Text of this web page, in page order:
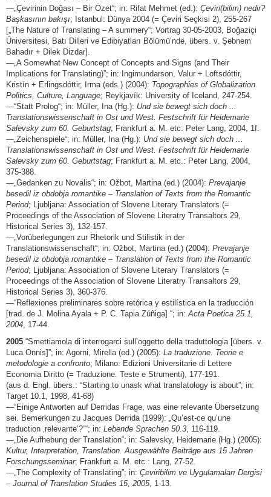
—„Çevirinin Doğası – Bir Özet“; in: Rifat Mehmet (ed.): Çeviri(bilim) nedir?
Başkasının bakışı; Istanbul: Dünya 2004 (= Çeviri Seçkisi 2), 255-267
[„The Nature of Translating – A summery“; Vortrag 30-05-2003, Boğaziçi
Üniversitesi, Batı Dilleri ve Edibiyatları Bölümü’nde, übers. v. Şebnem
Bahadır + Dilek Dizdar].
—„A Somewhat New Concept of Concepts and Signs (and Their
Implications for Translating)”; in: Ingimundarson, Valur + Loftsdóttir,
Kristín + Erlingsdóttir, Irma (eds.) (2004): Topographies of Globalization.
Politics, Culture, Language; Reykjavík: University of Iceland, 247-254.
—“Statt Prolog“; in: Müller, Ina (Hg.): Und sie bewegt sich doch ...
Translationswissenschaft in Ost und West. Festschrift für Heidemarie
Salevsky zum 60. Geburtstag; Frankfurt a. M. etc: Peter Lang, 2004, 1f.
—„Zeichenspiele“; in: Müller, Ina (Hg.): Und sie bewegt sich doch ...
Translationswissenschaft in Ost und West. Festschrift für Heidemarie
Salevsky zum 60. Geburtstag; Frankfurt a. M. etc.: Peter Lang, 2004,
375-388.
—„Gedanken zu Novalis“; in: Ožbot, Martina (ed.) (2004): Prevajanje
besedil iz obdobja romantike – Translation of Texts from the Romantic
Period; Ljubljana: Association of Slovene Literary Translators (=
Proceedings of the Association of Slovene Literatry Transaltors 29,
Historical Series 3), 132-157.
—„Vorüberlegungen zur Rhetorik und Stilistik in der
Translationswissenschaft“; in: Ožbot, Martina (ed.) (2004): Prevajanje
besedil iz obdobja romantike – Translation of Texts from the Romantic
Period; Ljubljana: Association of Slovene Literary Translators (=
Proceedings of the Association of Slovene Literatry Transaltors 29,
Historical Series 3), 360-376.
—“Reflexiones preliminares sobre retórica y estilística en la traducción
[trad. de J. Molina Ayala + P. C. Tapia Zúñiga] “; in: Acta Poetica 25.1,
2004 , 17-44.
2005 “Smettiamola di interrogarci sull’oggetto della traduttologia [übers. v.
Luca Onnis]”; in: Agorni, Mirella (ed.) (2005): La traduzione. Teorie e
metodologie a confronto; Milano: Edizioni Universitarie di Lettere
Economia Diritto (= Traduzione. Teste e Strumenti), 177-191.
(aus d. Engl. übers.: “Starting to unask what translatology is about”; in:
Target 10.1, 1998, 41-68)
—“Einige Antworten auf Derridas Frage, was eine relevante Übersetzung
sei. Bemerkungen zu Jacques Derrida (1999): „Qu’est-ce qu’une
traduction ‚relevante‘?““; in: Lebende Sprachen 50.3 , 116-119.
—„Die Aufhebung der Translation“; in: Salevsky, Heidemarie (Hg.) (2005):
Kultur, Interpretation, Translation. Ausgewählte Beiträge aus 15 Jahren
Forschungsseminar; Frankfurt a. M. etc.: Lang, 27-52.
—„The Complexity of Translating”; in: Çeviribilim ve Uygulamaları Dergisi
– Journal of Translation Studies 15, 2005, 1-13.